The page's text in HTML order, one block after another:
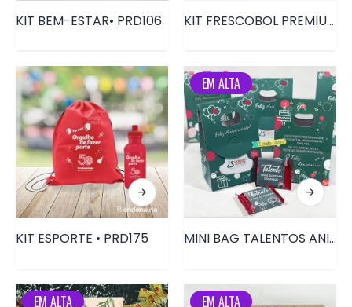
KIT BEM-ESTAR• PRD106 KIT FRESCOBOL PREMIUM • PRD185
KIT ESPORTE • PRD175
EM ALTA
MINI BAG TALENTOS ANIVERSÁRIO • PRD116
EM ALTA EM ALTA